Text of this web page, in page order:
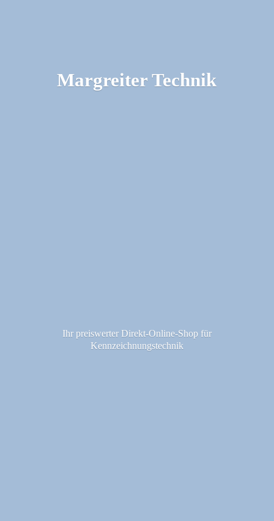
Margreiter Technik
Ihr preiswerter Direkt-Online-Shop für
Kennzeichnungstechnik